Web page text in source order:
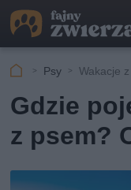
Psy Wakacje
Gdzie
z psem?